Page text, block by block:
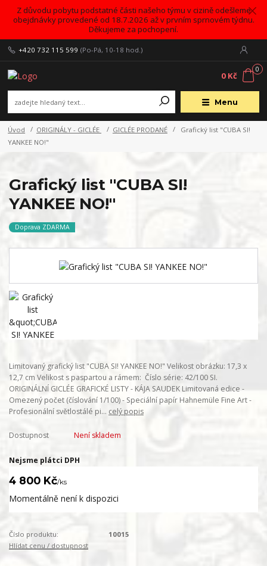
Z důvodu pobytu podstatné části našeho týmu v cizině odešleme
obejdnávky provedené od 18.7.2026 až v prvním sprnovém týdnu.
Děkujeme za pochopení.
Menu
+420 732 115 599 (Po-Pá, 10-18 hod.)
0
0 Kč
Úvod ORIGINÁLY - GICLÉE GICLÉE PRODANÉ
Grafický list "CUBA SI!
YANKEE NO!"
Grafický list "CUBA SI!
YANKEE NO!"
Doprava ZDARMA
Limitovaný grafický list "CUBA SI! YANKEE NO!" Velikost obrázku: 17,3 x
12,7 cm Velikost s paspartou a rámem: Číslo série: 42/100 SI.
ORIGINÁLNÍ GICLÉE GRAFICKÉ LISTY - KÁJA SAUDEK Limitovaná edice -
Omezený počet (číslování 1/100) - Speciální papír Hahnemüle Fine Art -
Profesionální světlostálé pi... celý popis
Dostupnost Není skladem
Nejsme plátci DPH
4 800 Kč/ks
Momentálně není k dispozici
Číslo produktu:
10015
Hlídat cenu / dostupnost